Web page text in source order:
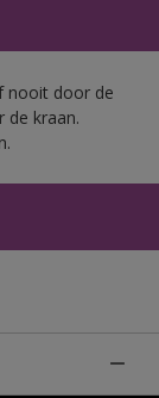
nooit door de
de kraan.